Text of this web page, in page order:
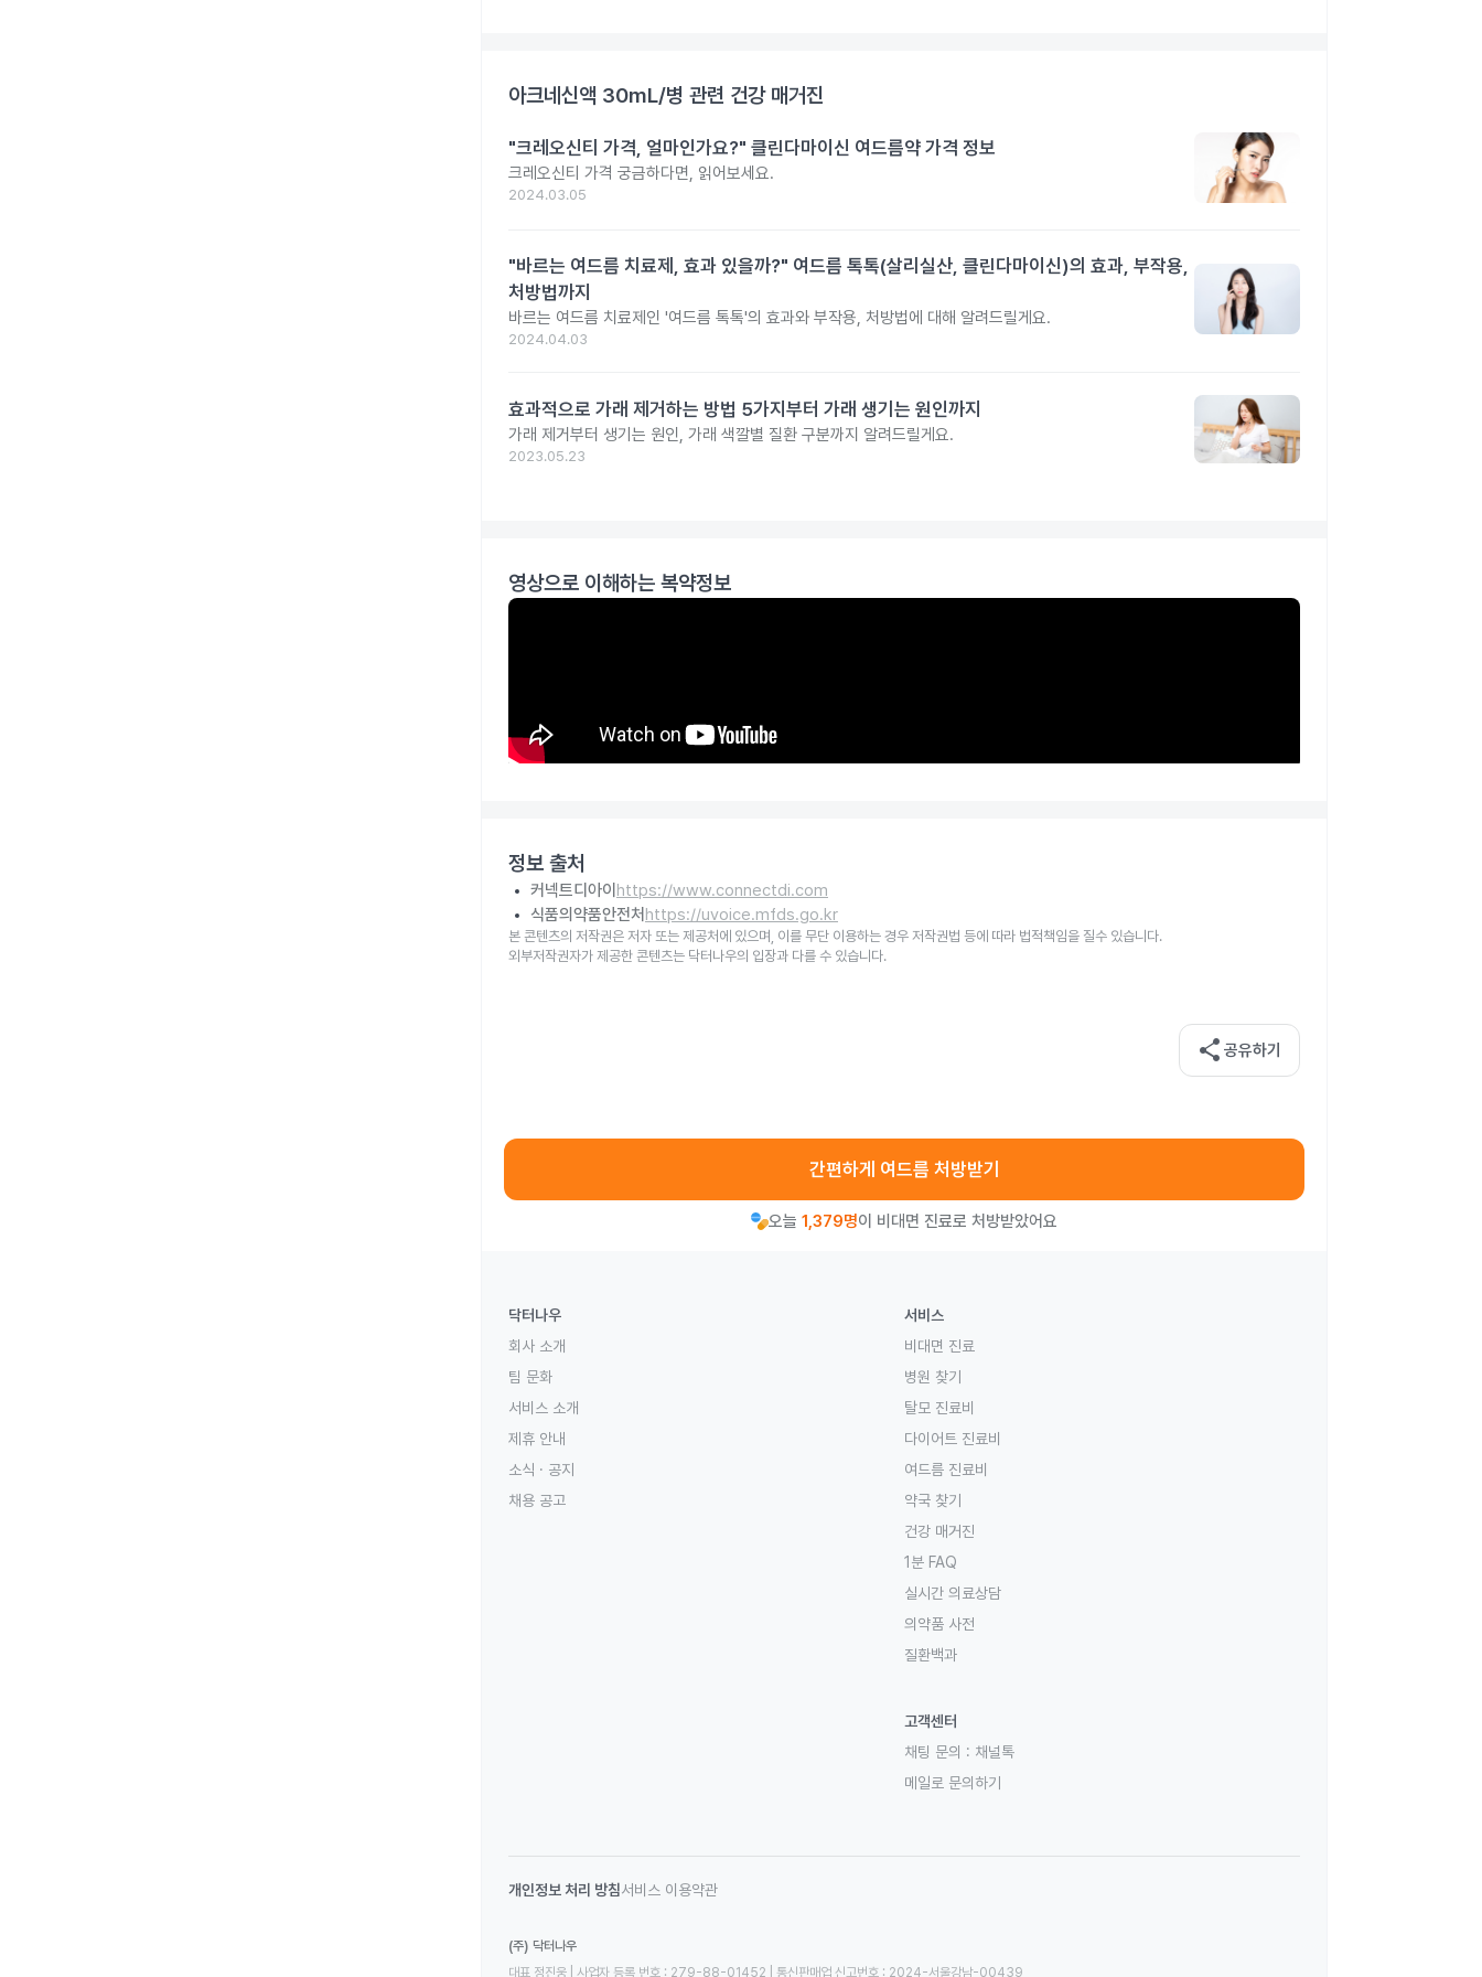
아크네신액 30mL/병 관련 건강 매거진
"크레오신티 가격, 얼마인가요?" 클린다마이신 여드름약 가격 정보
크레오신티 가격 궁금하다면, 읽어보세요.
2024.03.05
"바르는 여드름 치료제, 효과 있을까?" 여드름 톡톡(살리실산, 클린다마이신)의 효과, 부작용,
처방법까지
바르는 여드름 치료제인 '여드름 톡톡'의 효과와 부작용, 처방법에 대해 알려드릴게요.
2024.04.03
효과적으로 가래 제거하는 방법 5가지부터 가래 생기는 원인까지
가래 제거부터 생기는 원인, 가래 색깔별 질환 구분까지 알려드릴게요.
2023.05.23
영상으로 이해하는 복약정보
정보 출처
커넥트디아이 https://www.connectdi.com
식품의약품안전처 https://uvoice.mfds.go.kr
본 콘텐츠의 저작권은 저자 또는 제공처에 있으며, 이를 무단 이용하는 경우 저작권법 등에 따라 법적책임을 질수 있습니다.
외부저작권자가 제공한 콘텐츠는 닥터나우의 입장과 다를 수 있습니다.
share 공유하기
간편하게 여드름 처방받기
오늘 1,379명이 비대면 진료로 처방받았어요
닥터나우
회사 소개
팀 문화
서비스 소개
제휴 안내
소식 · 공지
채용 공고
서비스
비대면 진료
병원 찾기
탈모 진료비
다이어트 진료비
여드름 진료비
약국 찾기
건강 매거진
1분 FAQ
실시간 의료상담
의약품 사전
질환백과
고객센터
채팅 문의 : 채널톡
메일로 문의하기
개인정보 처리 방침서비스 이용약관
(주) 닥터나우
대표 정진웅 | 사업자 등록 번호 : 279-88-01452 | 통신판매업 신고번호 : 2024-서울강남-00439